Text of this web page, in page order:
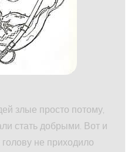
злые просто потому,
стать добрыми. Вот и
не приходило